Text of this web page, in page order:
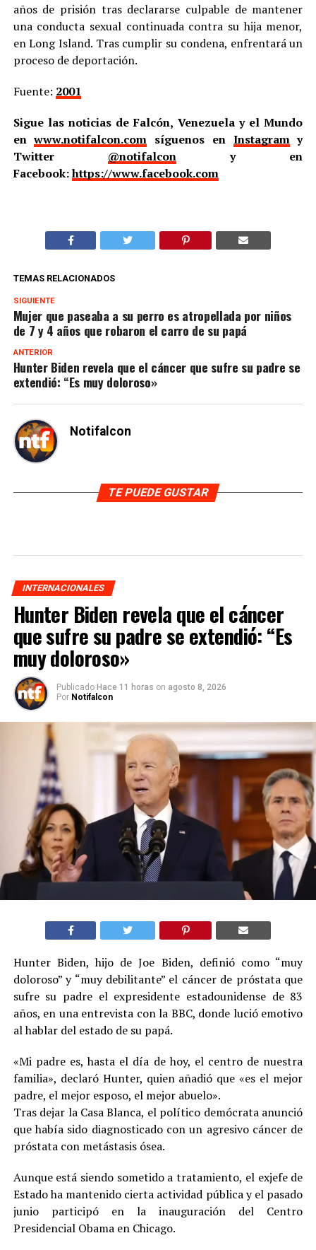
años de prisión tras declararse culpable de mantener
una conducta sexual continuada contra su hija menor,
en Long Island. Tras cumplir su condena, enfrentará un
proceso de deportación.
Fuente: 2001
Sigue las noticias de Falcón, Venezuela y el Mundo
enwww.notifalcon.com síguenos en Instagramy
Twitter @notifalcony en
Facebook:https://www.facebook.com
TEMAS RELACIONADOS
SIGUIENTE
Mujer que paseaba a su perro es atropellada por niños
de 7 y 4 años que robaron el carro de su papá
ANTERIOR
Hunter Biden revela que el cáncer que sufre su padre se
extendió: “Es muy doloroso»
Notifalcon
TE PUEDE GUSTAR
INTERNACIONALES
Hunter Biden revela que el cáncer
que sufre su padre se extendió: “Es
muy doloroso»
Publicado Hace 11 horas on agosto 8, 2026
Por Notifalcon
Hunter Biden, hijo de Joe Biden, definió como “muy
doloroso” y “muy debilitante” el cáncer de próstata que
sufre su padre el expresidente estadounidense de 83
años, en una entrevista con la BBC, donde lució emotivo
al hablar del estado de su papá.
«Mi padre es, hasta el día de hoy, el centro de nuestra
familia», declaró Hunter, quien añadió que «es el mejor
padre, el mejor esposo, el mejor abuelo».
Tras dejar la Casa Blanca, el político demócrata anunció
que había sido diagnosticado con un agresivo cáncer de
próstata con metástasis ósea.
Aunque está siendo sometido a tratamiento, el exjefe de
Estado ha mantenido cierta actividad pública y el pasado
junio participó en la inauguración del Centro
Presidencial Obama en Chicago.